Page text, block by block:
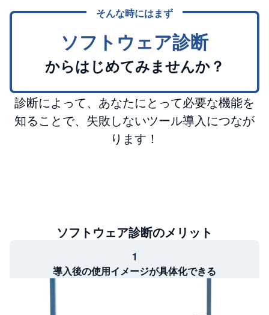
そんな時にはまず
ソフトウェア診断
からはじめてみませんか？
診断によって、あなたにとって必要な機能を
知ることで、失敗しないツール導入につなが
ります！
ソフトウェア診断のメリット
1
導入後の使用イメージが具体化できる